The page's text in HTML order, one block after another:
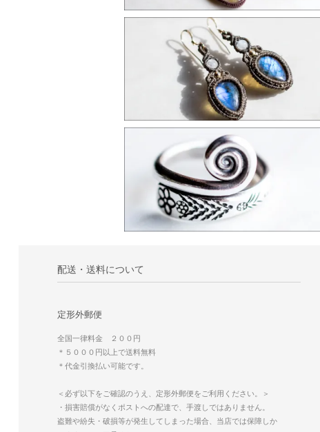
配送・送料について
定形外郵便
全国一律料金 ２００円
＊５０００円以上で送料無料
＊代金引換払い可能です。
＜必ず以下をご確認のうえ、定形外郵便をご利用ください。＞
・損害賠償がなくポストへの配達で、手渡しではありません。
盗難や紛失・破損等が発生してしまった場合、当店では保障しか